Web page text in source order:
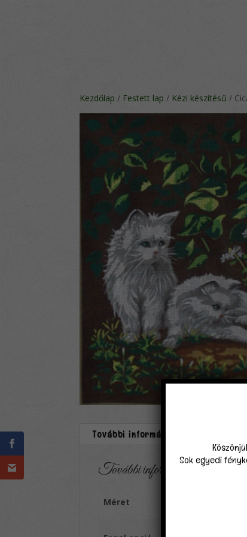
Kezdőlap / Festett lap / Kézi készítésű /
További információk
További információk
Méret
Sok egyedi